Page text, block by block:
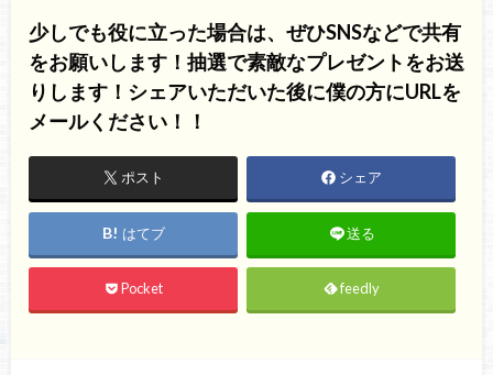
少しでも役に立った場合は、ぜひSNSなどで共有
をお願いします！抽選で素敵なプレゼントをお送
りします！シェアいただいた後に僕の方にURLを
メールください！！
ポスト シェア
はてブ 送る
Pocket feedly